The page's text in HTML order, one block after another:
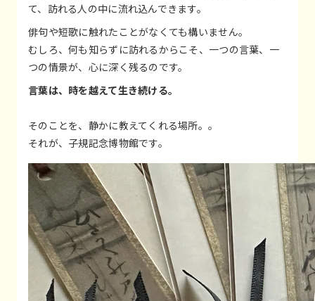
て、訪れる人の中に流れ込んできます。
俳句や短歌に触れたことがなくても構いません。
むしろ、何も知らずに訪れるからこそ、一つの言葉、一
つの情景が、心に深く残るのです。
言葉は、時を越えて生き続ける。
そのことを、静かに教えてくれる場所。。
それが、子規記念博物館です。